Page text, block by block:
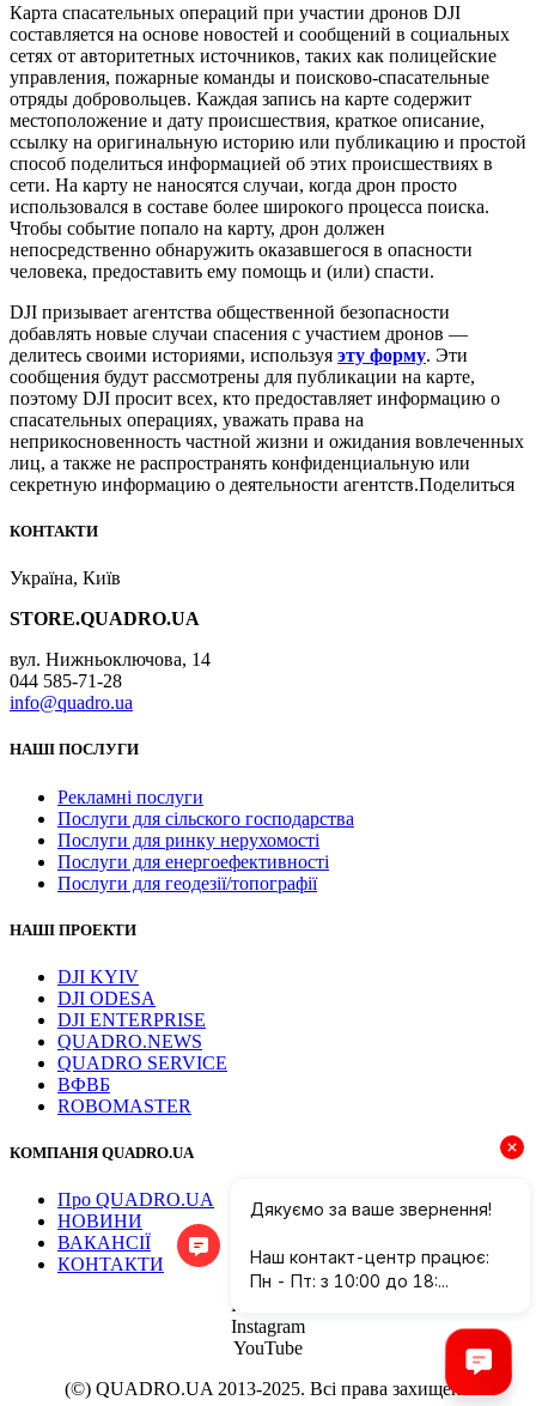
Карта спасательных операций при участии дронов DJI
составляется на основе новостей и сообщений в социальных
сетях от авторитетных источников, таких как полицейские
управления, пожарные команды и поисково-спасательные
отряды добровольцев. Каждая запись на карте содержит
местоположение и дату происшествия, краткое описание,
ссылку на оригинальную историю или публикацию и простой
способ поделиться информацией об этих происшествиях в
сети. На карту не наносятся случаи, когда дрон просто
использовался в составе более широкого процесса поиска.
Чтобы событие попало на карту, дрон должен
непосредственно обнаружить оказавшегося в опасности
человека, предоставить ему помощь и (или) спасти.
DJI призывает агентства общественной безопасности
добавлять новые случаи спасения с участием дронов —
делитесь своими историями, используя эту форму. Эти
сообщения будут рассмотрены для публикации на карте,
поэтому DJI просит всех, кто предоставляет информацию о
спасательных операциях, уважать права на
неприкосновенность частной жизни и ожидания вовлеченных
лиц, а также не распространять конфиденциальную или
секретную информацию о деятельности агентств.Поделиться
КОНТАКТИ
Україна, Київ
STORE.QUADRO.UA
вул. Нижньоключова, 14
044 585-71-28
info@quadro.ua
НАШІ ПОСЛУГИ
Рекламні послуги
Послуги для сільского господарства
Послуги для ринку нерухомості
Послуги для енергоефективності
Послуги для геодезії/топографії
НАШІ ПРОЕКТИ
DJI KYIV
DJI ODESA
DJI ENTERPRISE
QUADRO.NEWS
QUADRO SERVICE
ВФВБ
ROBOMASTER
КОМПАНІЯ QUADRO.UA
Про QUADRO.UA
НОВИНИ
ВАКАНСІЇ
КОНТАКТИ
Facebook
Instagram
YouTube
(©) QUADRO.UA 2013-2025. Всі права захищено